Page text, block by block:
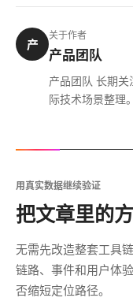
产
关于作者
产品团队
产品团队 长期
际技术场景整理。
用真实数据继续验证
把文章里的
无需先改造整套工具
链路、事件和用户体
否缩短定位路径。